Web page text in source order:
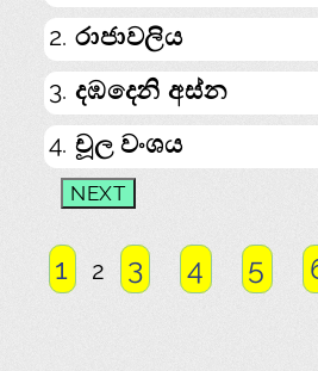
2. රාජාවලිය
3. දඹදෙනි අස්න
4. චූල වංශය
1 2 3 4 5